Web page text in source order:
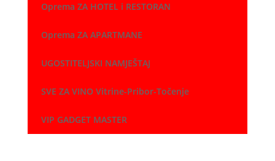
Oprema ZA HOTEL i RESTORAN
Oprema ZA APARTMANE
UGOSTITELJSKI NAMJEŠTAJ
SVE ZA VINO Vitrine-Pribor-Točenje
VIP GADGET MASTER